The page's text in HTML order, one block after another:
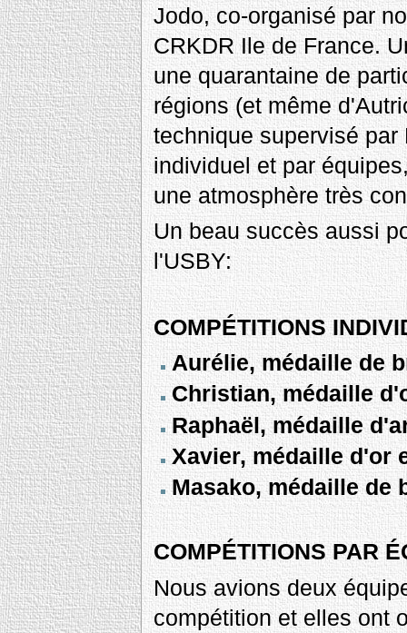
Jodo, co-organisé par
CRKDR Ile de France.
une quarantaine de
régions (et même
technique supervisé
individuel et par
une atmosphère très
Un beau succès aussi
l'USBY:
COMPÉTITIONS
Aurélie, médaille de
Christian, médaille
Raphaël, médaille
Xavier, médaille d'or
Masako, médaille de
COMPÉTITIONS PAR
Nous avions deux
compétition et elles ont